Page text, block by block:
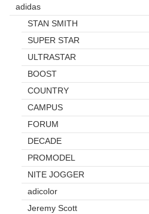
adidas
STAN SMITH
SUPER STAR
ULTRASTAR
BOOST
COUNTRY
CAMPUS
FORUM
DECADE
PROMODEL
NITE JOGGER
adicolor
Jeremy Scott